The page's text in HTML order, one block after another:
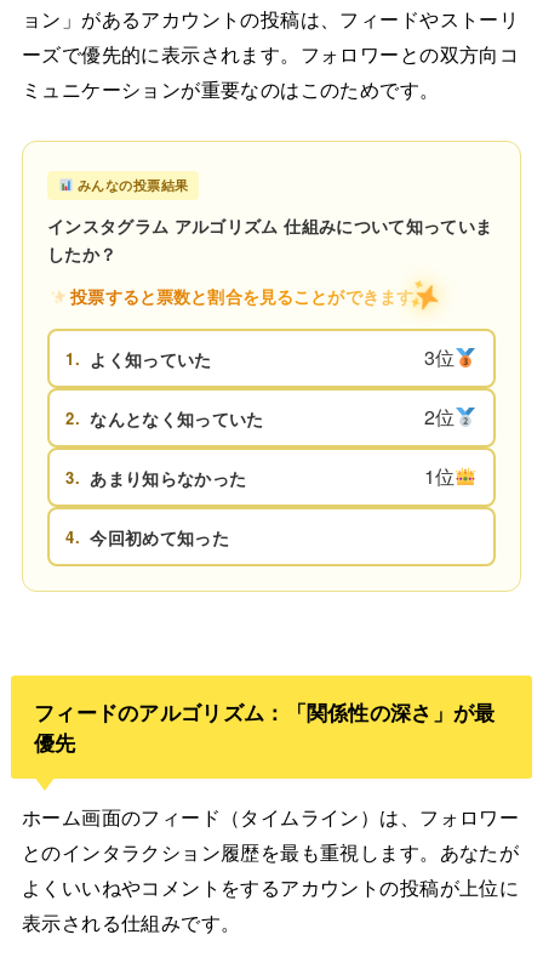
ョン」があるアカウントの投稿は、フィードやストーリ
ーズで優先的に表示されます。フォロワーとの双方向コ
ミュニケーションが重要なのはこのためです。
みんなの投票結果
インスタグラム アルゴリズム 仕組みについて知っていま
したか？
投票すると票数と割合を見ることができます
1. よく知っていた 3位
2. なんとなく知っていた 2位
3. あまり知らなかった 1位
4. 今回初めて知った
フィードのアルゴリズム：「関係性の深さ」が最
優先
ホーム画面のフィード（タイムライン）は、フォロワー
とのインタラクション履歴を最も重視します。あなたが
よくいいねやコメントをするアカウントの投稿が上位に
表示される仕組みです。